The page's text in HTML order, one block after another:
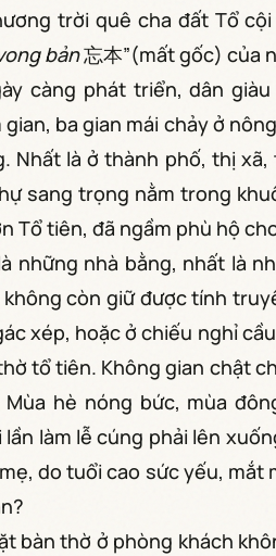
trời quê cha đất Tổ
bản忘本”(mất gốc) của
càng phát triển, dân
ba gian mái chảy ở
Nhất là ở thành phố, thị
sang trọng nằm trong
Tổ tiên, đã ngầm phù hộ
những nhà bằng, nhất là
còn giữ được tính
xép, hoặc ở chiếu nghỉ
tổ tiên. Không gian chật
hè nóng bức, mùa
làm lễ cúng phải lên
do tuổi cao sức yếu,
bàn thờ ở phòng khách